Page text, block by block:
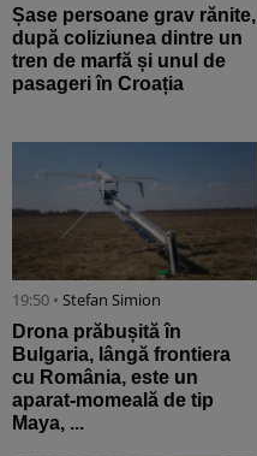
Șase persoane grav rănite,
după coliziunea dintre un
tren de marfă și unul de
pasageri în Croația
19:50 • Stefan Simion
Drona prăbușită în
Bulgaria, lângă frontiera
cu România, este un
aparat-momeală de tip
Maya, ...